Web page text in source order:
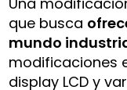
que busca
mundo
modificaciones
display LCD y